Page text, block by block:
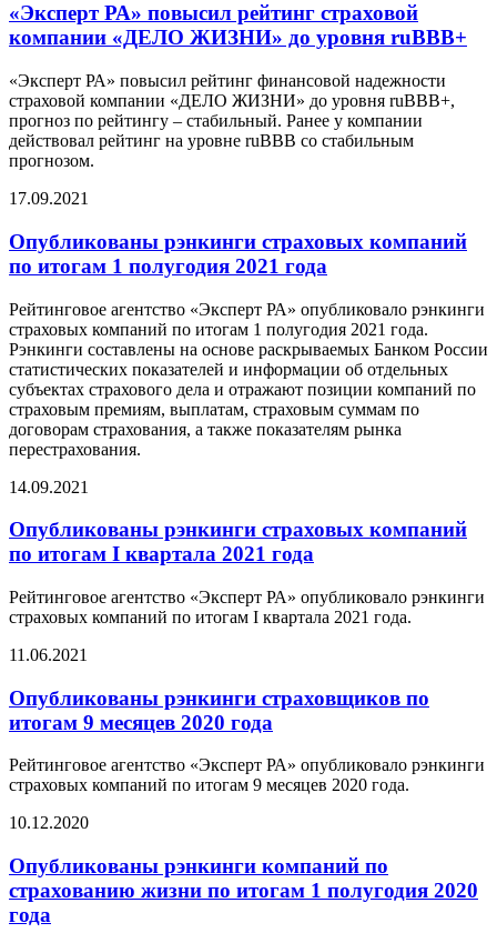
«Эксперт РА» повысил рейтинг страховой
компании «ДЕЛО ЖИЗНИ» до уровня ruBBB+
«Эксперт РА» повысил рейтинг финансовой надежности
страховой компании «ДЕЛО ЖИЗНИ» до уровня ruBBB+,
прогноз по рейтингу – стабильный. Ранее у компании
действовал рейтинг на уровне ruBBB со стабильным
прогнозом.
17.09.2021
Опубликованы рэнкинги страховых компаний
по итогам 1 полугодия 2021 года
Рейтинговое агентство «Эксперт РА» опубликовало рэнкинги
страховых компаний по итогам 1 полугодия 2021 года.
Рэнкинги составлены на основе раскрываемых Банком России
статистических показателей и информации об отдельных
субъектах страхового дела и отражают позиции компаний по
страховым премиям, выплатам, страховым суммам по
договорам страхования, а также показателям рынка
перестрахования.
14.09.2021
Опубликованы рэнкинги страховых компаний
по итогам I квартала 2021 года
Рейтинговое агентство «Эксперт РА» опубликовало рэнкинги
страховых компаний по итогам I квартала 2021 года.
11.06.2021
Опубликованы рэнкинги страховщиков по
итогам 9 месяцев 2020 года
Рейтинговое агентство «Эксперт РА» опубликовало рэнкинги
страховых компаний по итогам 9 месяцев 2020 года.
10.12.2020
Опубликованы рэнкинги компаний по
страхованию жизни по итогам 1 полугодия 2020
года